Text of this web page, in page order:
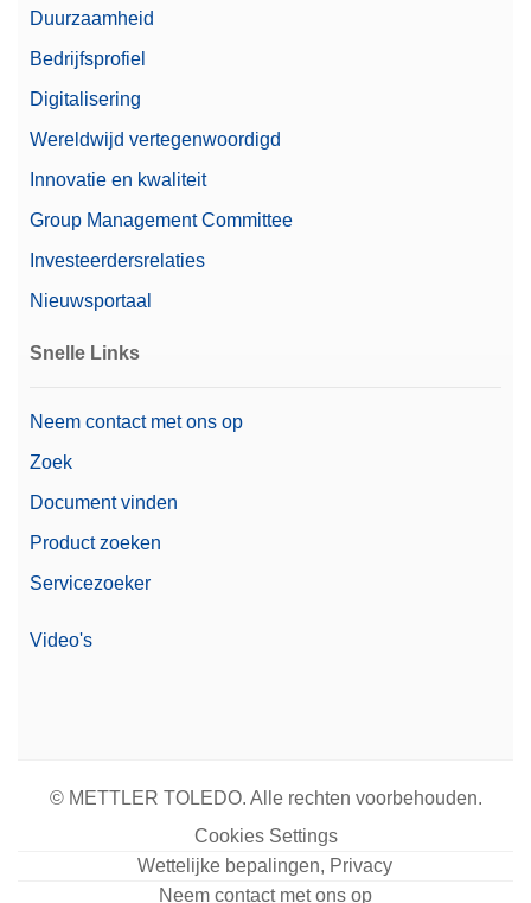
Duurzaamheid
Bedrijfsprofiel
Digitalisering
Wereldwijd vertegenwoordigd
Innovatie en kwaliteit
Group Management Committee
Investeerdersrelaties
Nieuwsportaal
Snelle Links
Neem contact met ons op
Zoek
Document vinden
Product zoeken
Servicezoeker
Video's
© METTLER TOLEDO. Alle rechten voorbehouden.
Cookies Settings
Wettelijke bepalingen, Privacy
Neem contact met ons op